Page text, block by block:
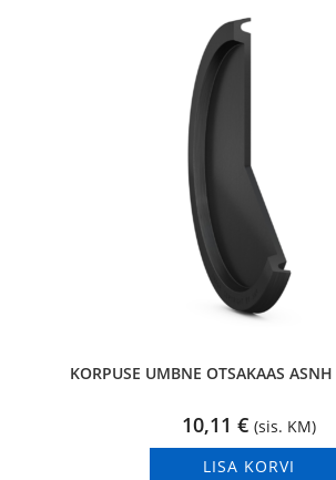
KORPUSE UMBNE OTSAKAAS
10,11 € (sis. KM)
LISA KORVI